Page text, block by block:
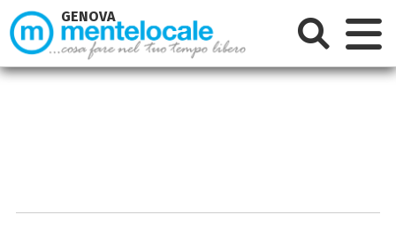
GENOVA